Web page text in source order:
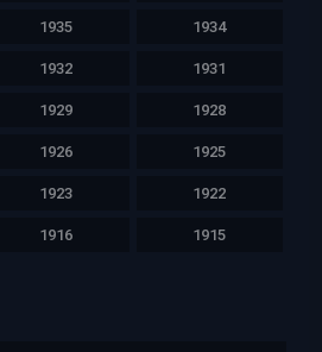
1935 1934
1932 1931
1929 1928
1926 1925
1923 1922
1916 1915